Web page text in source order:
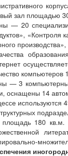
зал площадью
— 20
«Контроля
компьютеров
— 3
оснащены 14
используются
180 кв.м.